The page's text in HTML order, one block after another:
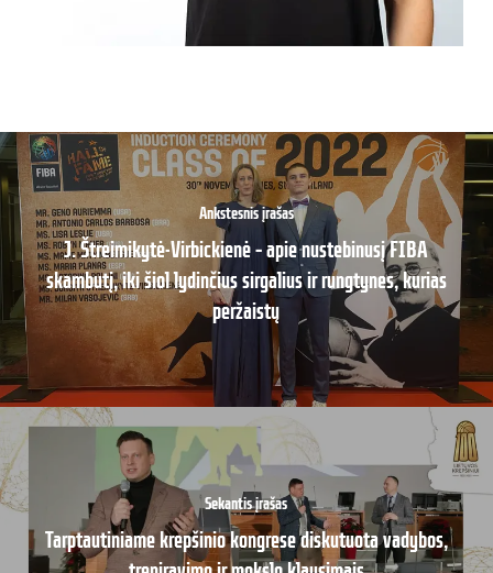
Ankstesnis įrašas
J. Štreimikytė-Virbickienė – apie nustebinusį FIBA
skambutį, iki šiol lydinčius sirgalius ir rungtynes, kurias
peržaistų
Sekantis įrašas
Tarptautiniame krepšinio kongrese diskutuota vadybos,